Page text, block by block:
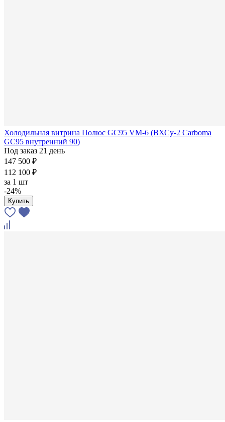
Холодильная витрина Полюс GC95 VM-6 (ВХСу-2 Carboma
GC95 внутренний 90)
Под заказ 21 день
147 500 ₽
112 100 ₽
за 1 шт
-24%
Купить